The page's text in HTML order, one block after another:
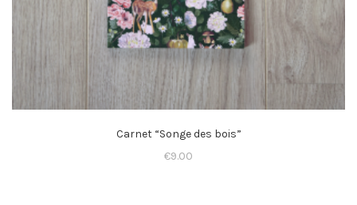
Carnet “Songe des bois”
€9.00